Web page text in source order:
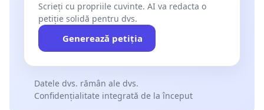
Scrieți cu propriile cuvinte. AI va redacta o
petiție solidă pentru dvs.
Generează petiția
Datele dvs. rămân ale dvs.
Confidențialitate integrată de la început